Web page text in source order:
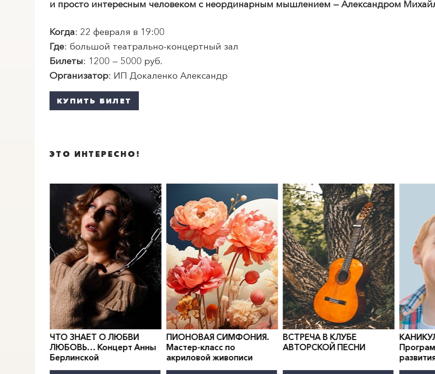
и просто интересным человеком с неординарным мышлением — Александром
Когда: 22 февраля в 19:00
Где: большой театрально-концертный зал
Билеты: 1200 — 5000 руб.
Организатор: ИП Докаленко Александр
КУПИТЬ БИЛЕТ
ЭТО ИНТЕРЕСНО!
0">
ЧТО ЗНАЕТ О ЛЮБВИ
ЛЮБОВЬ… Концерт Анны
Берлинской
0">
ПИОНОВАЯ СИМФОНИЯ.
Мастер-класс по
акриловой живописи
0">
ВСТРЕЧА В КЛУБЕ
АВТОРСКОЙ ПЕСНИ
0">